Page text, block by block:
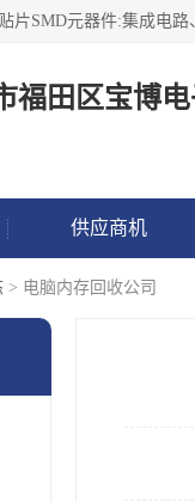
福田区宝博
供应商机
> 电脑内存回收公司